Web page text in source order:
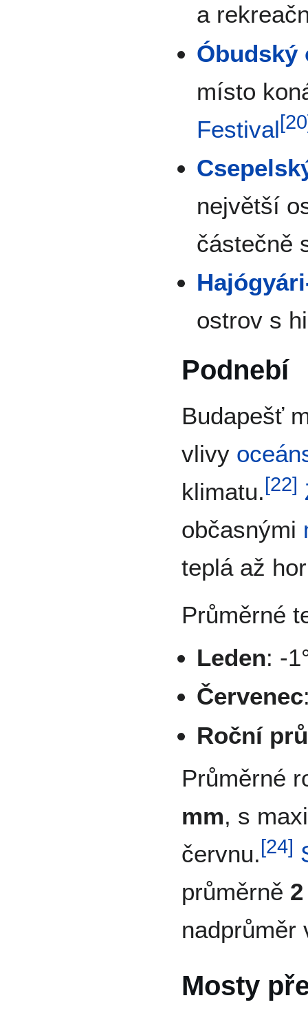
a
Óbudský
místo
Festival[20
největší
částečně
ostrov s
Podnebí
Budapešť
vlivy
klimatu. [22]
občasnými
teplá až
Průměrné
Leden: -
Červenec
Roční
Průměrné
mm, s
červnu.[24]
průměrně
Mosty